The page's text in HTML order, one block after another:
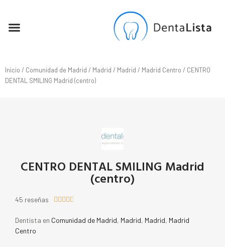
Inicio / Comunidad de Madrid / Madrid / Madrid / Madrid Centro / CENTRO
DENTAL SMILING Madrid (centro)
CENTRO DENTAL SMILING Madrid
(centro)
45 reseñas     
Dentista en Comunidad de Madrid, Madrid, Madrid, Madrid
Centro